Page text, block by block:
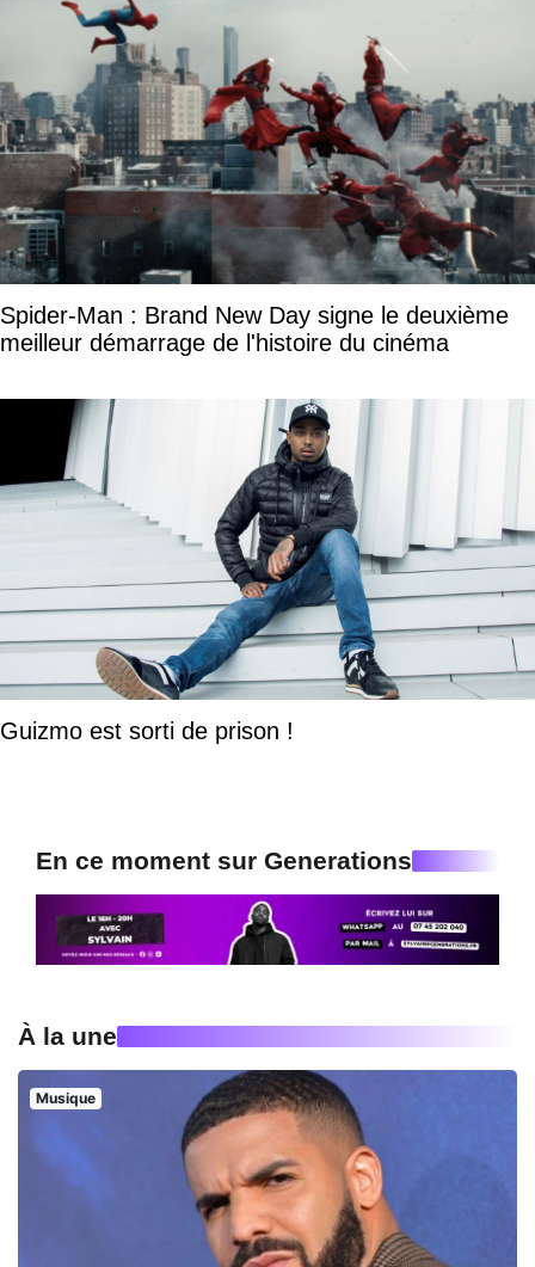
Spider-Man : Brand New Day signe le deuxième
meilleur démarrage de l'histoire du cinéma
Guizmo est sorti de prison !
En ce moment sur Generations
À la une
Musique